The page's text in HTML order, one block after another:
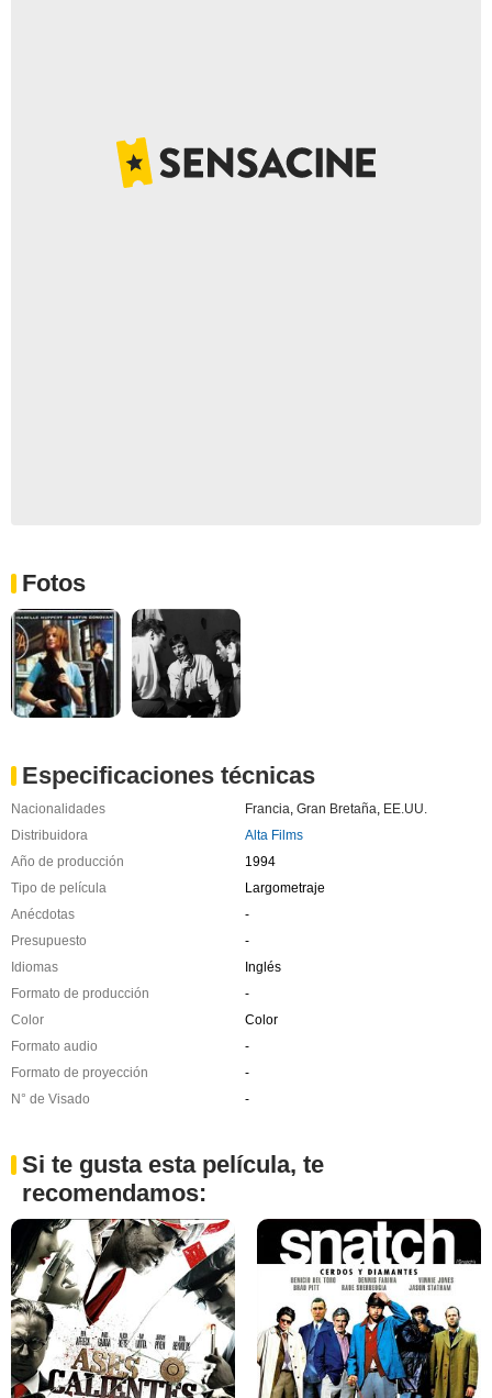
Fotos
Especificaciones técnicas
Nacionalidades Francia, Gran Bretaña, EE.UU.
Distribuidora
Alta Films
Año de producción
1994
Tipo de película
Largometraje
Anécdotas
-
Presupuesto
-
Idiomas
Inglés
Formato de producción
-
Color
Color
Formato audio
-
Formato de proyección
-
N° de Visado
-
Si te gusta esta película, te
recomendamos: